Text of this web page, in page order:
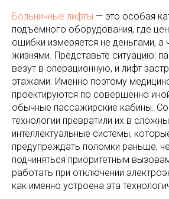
Больничные лифты — это особая
подъёмного оборудования, где
ошибки измеряется не деньгами, а
жизнями. Представьте ситуацию:
везут в операционную, и лифт
этажами. Именно поэтому
проектируются по совершенно
обычные пассажирские кабины.
технологии превратили их в
интеллектуальные системы,
предупреждать поломки раньше,
подчиняться приоритетным
работать при отключении
как именно устроена эта